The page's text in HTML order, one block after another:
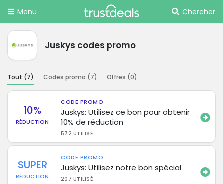
Menu Chercher
Juskys codes promo
Tout (7) Codes promo (7) Offres (0)
10%
RÉDUCTION
CODE PROMO
Juskys: Utilisez ce bon pour obtenir
10% de réduction
572 UTILISÉ
SUPER
RÉDUCTION
CODE PROMO
Juskys: Utilisez notre bon spécial
207 UTILISÉ